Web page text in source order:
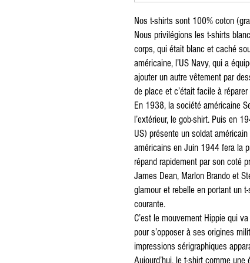
Nos t-shirts sont 100% coton
Nous privilégions les t-shirts
corps, qui était blanc et caché
américaine, l’US Navy, qui a
ajouter un autre vêtement par
de place et c’était facile à
En 1938, la société américaine
l’extérieur, le gob-shirt. Puis en
US) présente un soldat
américains en Juin 1944 fera la
répand rapidement par son coté
James Dean, Marlon Brando et
glamour et rebelle en portant un
courante.
C’est le mouvement Hippie qui
pour s’opposer à ses origines
impressions sérigraphiques
Aujourd’hui, le t-shirt comme